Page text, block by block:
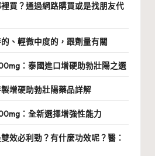
買？通過網路購買或是找朋友代
、輕微中度的，跟劑量有關
：泰國進口增硬助勃壯陽之選
增硬助勃壯陽藥品詳解
：全新選擇增強性能力
效必利勁？有什麼功效呢？醫：